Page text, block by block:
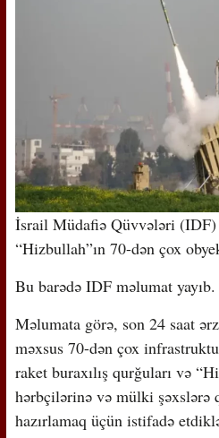
İsrail Müdafiə Qüvvələri (IDF)
“Hizbullah”ın 70-dən çox
Bu barədə IDF məlumat yayıb.
Məlumata görə, son 24 saat
məxsus 70-dən çox
raket buraxılış qurğuları və
hərbçilərinə və mülki şəxslərə
hazırlamaq üçün istifadə